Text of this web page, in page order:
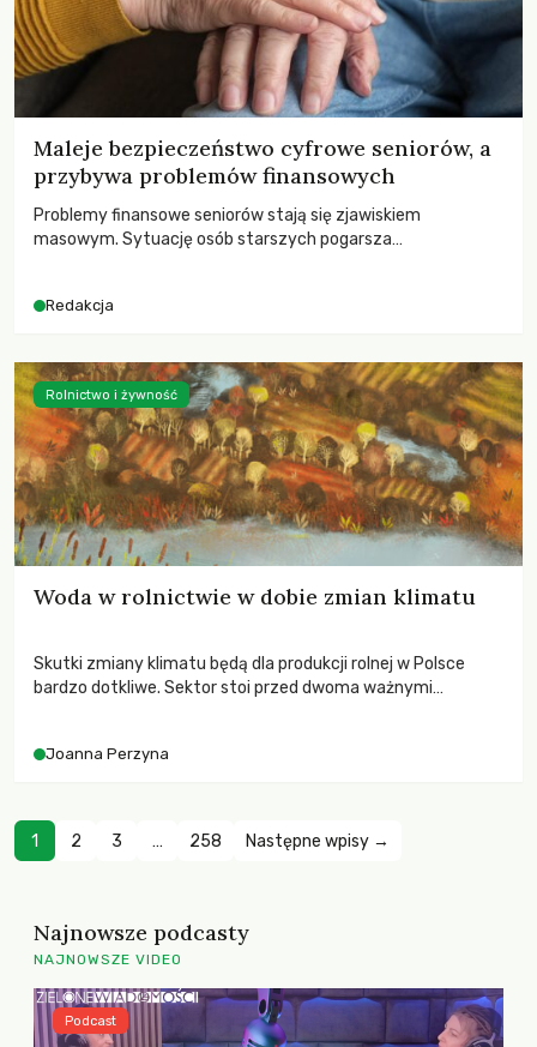
Maleje bezpieczeństwo cyfrowe seniorów, a
przybywa problemów finansowych
Problemy finansowe seniorów stają się zjawiskiem
masowym. Sytuację osób starszych pogarsza
Redakcja
Woda w rolnictwie w dobie zmian klimatu
Skutki zmiany klimatu będą dla produkcji rolnej w Polsce
bardzo dotkliwe. Sektor stoi przed dwoma ważnymi
zachodzących zmian klimatycznych. Wymagać to będzie
Joanna Perzyna
Rolnictwo i żywność
1 2 3 … 258 Następne wpisy →
Najnowsze podcasty
NAJNOWSZE VIDEO
Podcast